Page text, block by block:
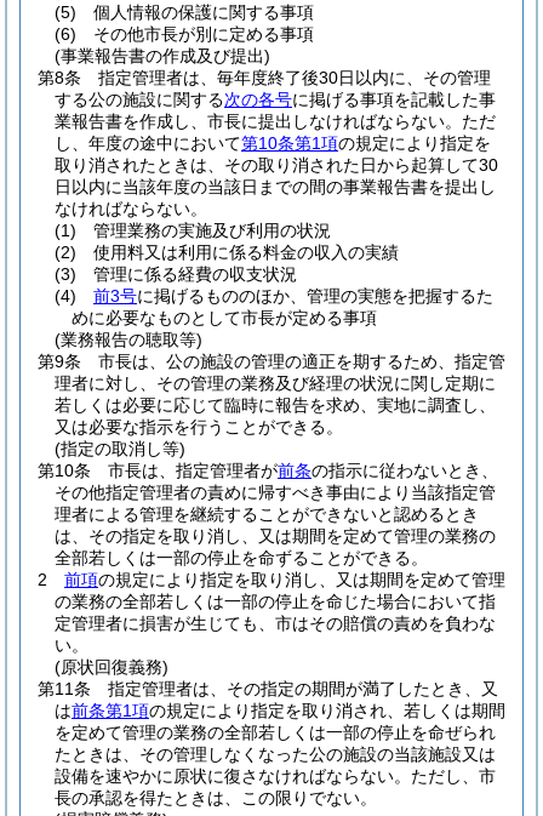
(5)
個人情報の保護に関する事項
(6)
その他市長が別に定める事項
(事業報告書の作成及び提出)
第8条
指定管理者は、毎年度終了後30日以内に、その管理
する公の施設に関する次の各号に掲げる事項を記載した事
業報告書を作成し、市長に提出しなければならない。 ただ
し、年度の途中において第10条第1項の規定により指定を
取り消されたときは、その取り消された日から起算して30
日以内に当該年度の当該日までの間の事業報告書を提出し
なければならない。
(1)
管理業務の実施及び利用の状況
(2)
使用料又は利用に係る料金の収入の実績
(3)
管理に係る経費の収支状況
(4)
前3号に掲げるもののほか、管理の実態を把握するた
めに必要なものとして市長が定める事項
(業務報告の聴取等)
第9条
市長は、公の施設の管理の適正を期するため、指定管
理者に対し、その管理の業務及び経理の状況に関し定期に
若しくは必要に応じて臨時に報告を求め、実地に調査し、
又は必要な指示を行うことができる。
(指定の取消し等)
第10条
市長は、指定管理者が前条の指示に従わないとき、
その他指定管理者の責めに帰すべき事由により当該指定管
理者による管理を継続することができないと認めるとき
は、その指定を取り消し、又は期間を定めて管理の業務の
全部若しくは一部の停止を命ずることができる。
2
前項の規定により指定を取り消し、又は期間を定めて管理
の業務の全部若しくは一部の停止を命じた場合において指
定管理者に損害が生じても、市はその賠償の責めを負わな
い。
(原状回復義務)
第11条
指定管理者は、その指定の期間が満了したとき、又
は前条第1項の規定により指定を取り消され、若しくは期間
を定めて管理の業務の全部若しくは一部の停止を命ぜられ
たときは、その管理しなくなった公の施設の当該施設又は
設備を速やかに原状に復さなければならない。 ただし、市
長の承認を得たときは、この限りでない。